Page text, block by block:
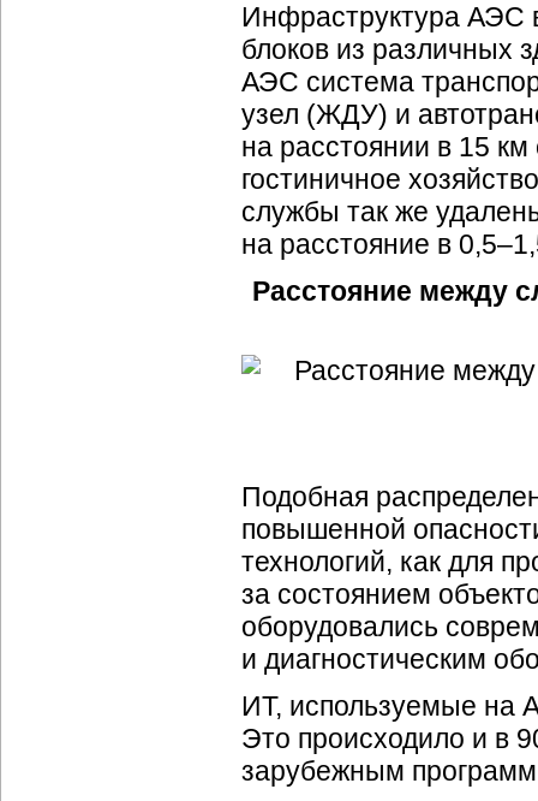
Инфраструктура АЭС
блоков из различных
АЭС система
узел (ЖДУ) и
на расстоянии в 15
гостиничное
службы так же
на расстояние в
Расстояние между
Подобная
повышенной
технологий, как для
за состоянием
оборудовались
и диагностическим
ИТ, используемые на
Это происходило и в
зарубежным